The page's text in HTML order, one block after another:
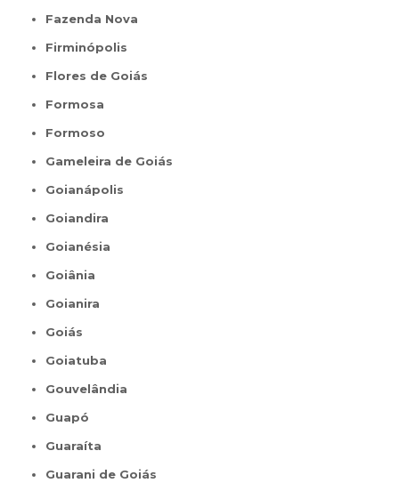
Fazenda Nova
Firminópolis
Flores de Goiás
Formosa
Formoso
Gameleira de Goiás
Goianápolis
Goiandira
Goianésia
Goiânia
Goianira
Goiás
Goiatuba
Gouvelândia
Guapó
Guaraíta
Guarani de Goiás